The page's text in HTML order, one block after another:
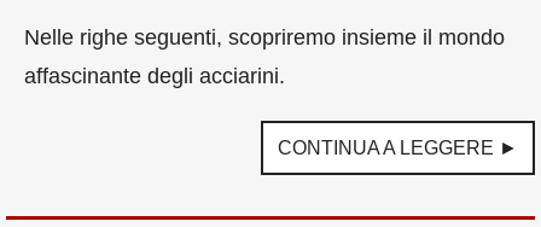
Nelle righe seguenti, scopriremo insieme il mondo
affascinante degli acciarini.
CONTINUA A LEGGERE ►